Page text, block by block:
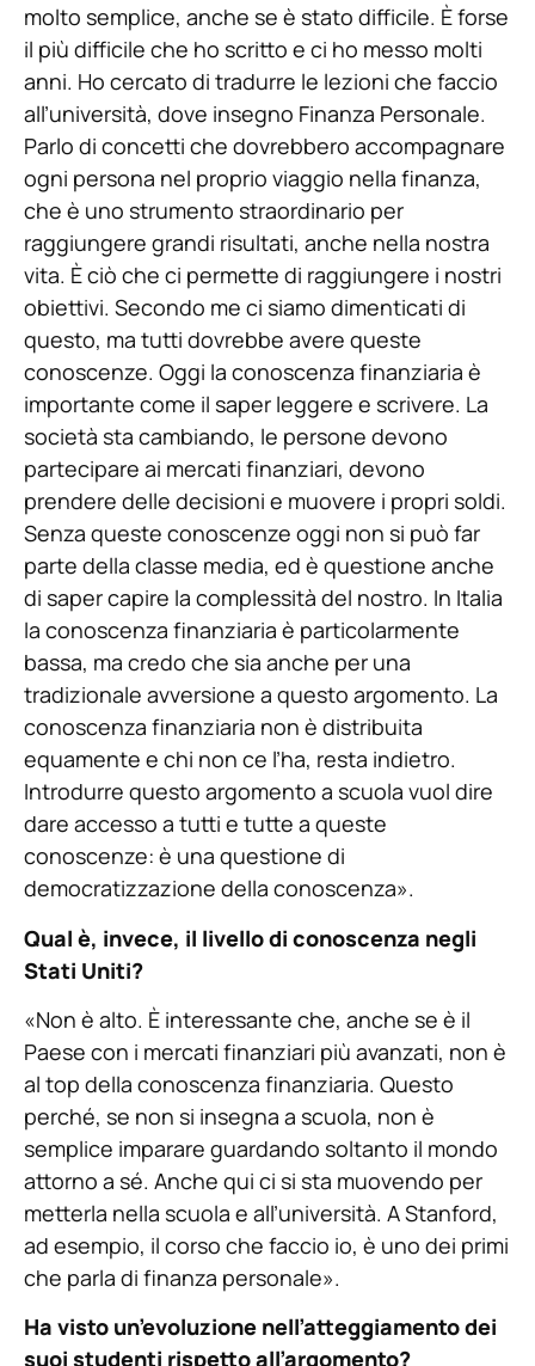
molto semplice, anche se è stato difficile. È forse
il più difficile che ho scritto e ci ho messo molti
anni. Ho cercato di tradurre le lezioni che faccio
all’università, dove insegno Finanza Personale.
Parlo di concetti che dovrebbero accompagnare
ogni persona nel proprio viaggio nella finanza,
che è uno strumento straordinario per
raggiungere grandi risultati, anche nella nostra
vita. È ciò che ci permette di raggiungere i nostri
obiettivi. Secondo me ci siamo dimenticati di
questo, ma tutti dovrebbe avere queste
conoscenze. Oggi la conoscenza finanziaria è
importante come il saper leggere e scrivere. La
società sta cambiando, le persone devono
partecipare ai mercati finanziari, devono
prendere delle decisioni e muovere i propri soldi.
Senza queste conoscenze oggi non si può far
parte della classe media, ed è questione anche
di saper capire la complessità del nostro. In Italia
la conoscenza finanziaria è particolarmente
bassa, ma credo che sia anche per una
tradizionale avversione a questo argomento. La
conoscenza finanziaria non è distribuita
equamente e chi non ce l’ha, resta indietro.
Introdurre questo argomento a scuola vuol dire
dare accesso a tutti e tutte a queste
conoscenze: è una questione di
democratizzazione della conoscenza».
Qual è, invece, il livello di conoscenza negli
Stati Uniti?
«Non è alto. È interessante che, anche se è il
Paese con i mercati finanziari più avanzati, non è
al top della conoscenza finanziaria. Questo
perché, se non si insegna a scuola, non è
semplice imparare guardando soltanto il mondo
attorno a sé. Anche qui ci si sta muovendo per
metterla nella scuola e all’università. A Stanford,
ad esempio, il corso che faccio io, è uno dei primi
che parla di finanza personale».
Ha visto un’evoluzione nell’atteggiamento dei
suoi studenti rispetto all’argomento?